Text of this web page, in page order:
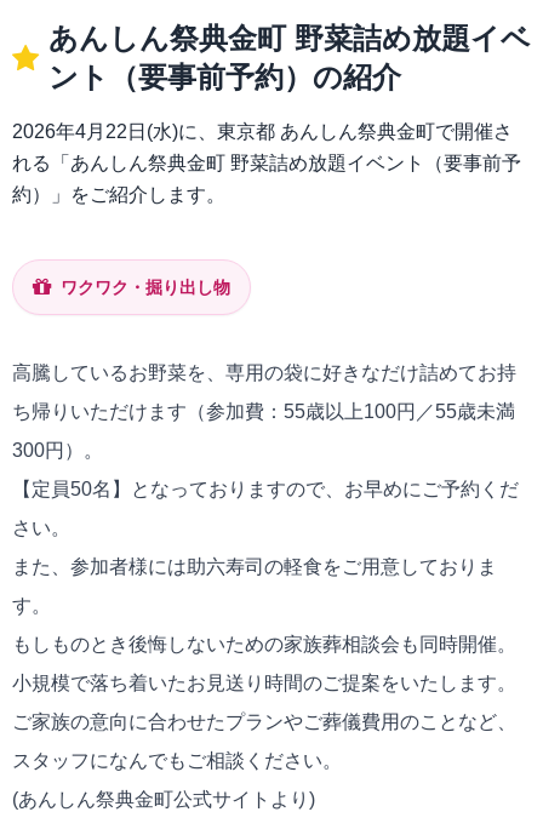
あんしん祭典金町 野菜詰め放題イベ
ント（要事前予約）の紹介
2026年4月22日(水)に、東京都 あんしん祭典金町で開催さ
れる「あんしん祭典金町 野菜詰め放題イベント（要事前予
約）」をご紹介します。
ワクワク・掘り出し物
高騰しているお野菜を、専用の袋に好きなだけ詰めてお持
ち帰りいただけます（参加費：55歳以上100円／55歳未満
300円）。
【定員50名】となっておりますので、お早めにご予約くだ
さい。
また、参加者様には助六寿司の軽食をご用意しておりま
す。
もしものとき後悔しないための家族葬相談会も同時開催。
小規模で落ち着いたお見送り時間のご提案をいたします。
ご家族の意向に合わせたプランやご葬儀費用のことなど、
スタッフになんでもご相談ください。
(あんしん祭典金町公式サイトより)